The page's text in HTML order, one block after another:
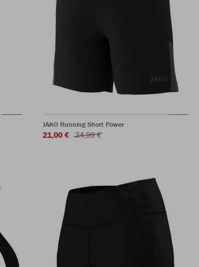
JAKO Running Short Power
21,00 € 34,99 €